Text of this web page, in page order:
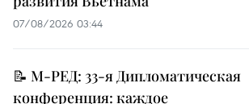
07/08/2026 03:44
📝 М-РЕД: 33-я Дипломатическая
конференция: каждое